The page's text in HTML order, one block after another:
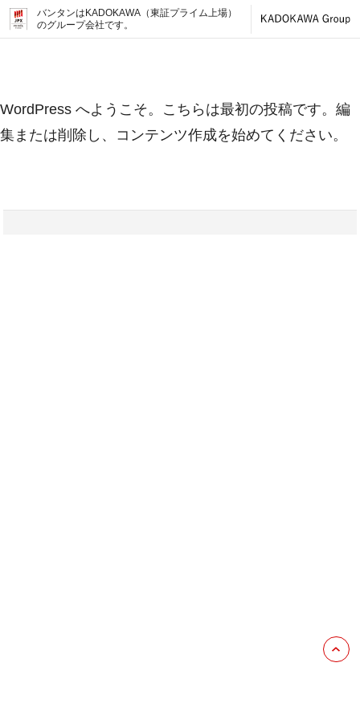
バンタンはKADOKAWA（東証プライム上場）
のグループ会社です。
WordPress へようこそ。こちらは最初の投稿です。編
集または削除し、コンテンツ作成を始めてください。